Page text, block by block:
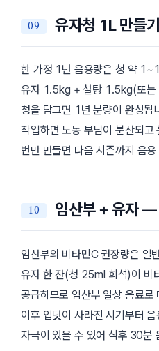
유자청 1L 만들
한 가정 1년 음용량은 청 약
유자 1.5kg + 설탕 1.5kg(또는
청을 담그면 1년 분량이 완성됩
작업하면 노동 부담이 분산되
번만 만들면 다음 시즌까지 음
임산부 + 유자 —
임산부의 비타민C 권장량은
유자 한 잔(청 25ml 희석)이
공급하므로 임산부 일상 음료로
이후 입덧이 사라진 시기부터
자극이 있을 수 있어 식후 30분